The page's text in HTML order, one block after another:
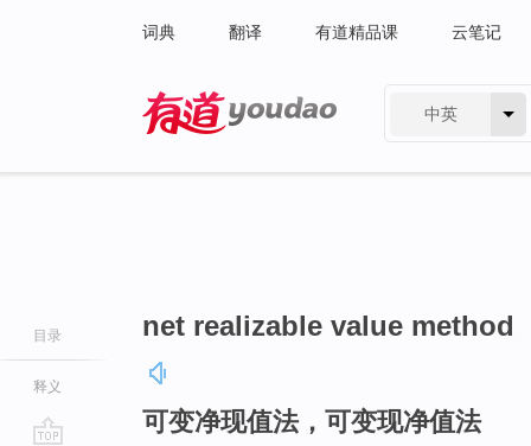
词典 翻译 有道精品课 云笔记
中英
目录
释义
net realizable value method
可变净现值法，可变现净值法